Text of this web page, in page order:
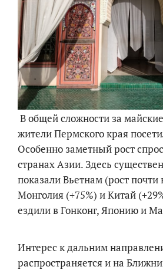
В общей сложности за
жители Пермского края
Особенно заметный рост
странах Азии. Здесь
показали Вьетнам (рост почти
Монголия (+75%) и Китай
ездили в Гонконг, Японию и
Интерес к дальним
распространяется и на